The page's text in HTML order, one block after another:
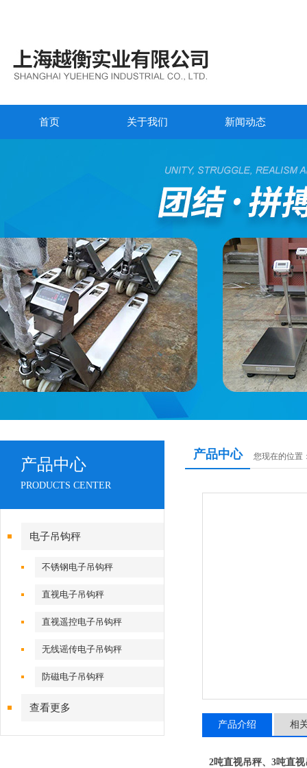
首页 关于我们 新闻动态
产品中心
PRODUCTS CENTER
电子吊钩秤
不锈钢电子吊钩秤
直视电子吊钩秤
直视遥控电子吊钩秤
无线谣传电子吊钩秤
防磁电子吊钩秤
查看更多
产品中心 您现在的位置
产品介绍 相
2吨直视吊秤、3吨直